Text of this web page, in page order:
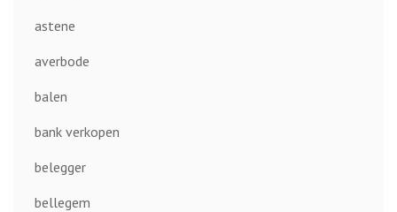
astene
averbode
balen
bank verkopen
belegger
bellegem